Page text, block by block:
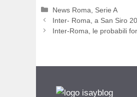
Categorie
News Roma
Serie A
Inter- Roma, a San Siro
Inter-Roma, le probabili